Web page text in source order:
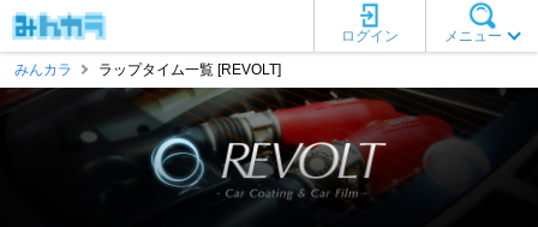
メニュー
ログイン
みんカラ
ラップタイム一覧 [REVOLT]